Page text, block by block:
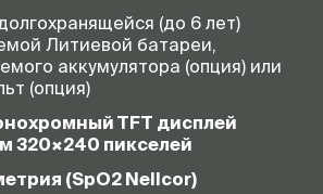
(до 6 лет)
Литиевой батареи,
аккумулятора (опция) или
(опция)
TFT дисплей
320×240 пикселей
(SpO2 Nellcor)